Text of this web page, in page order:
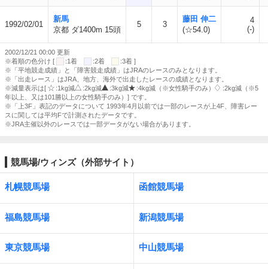
1992/02/01
新馬
京都 ダ1400m 15頭
5 3
藤田 伸二
(☆54.0)
4
(-)
2002/12/21 00:00 更新
※着順の色分け [
:1着 :2着
:3着 ]
※「平地競走成績」と「障害競走成績」はJRAのレースのみとなります。
※「出走レース」はJRA、地方、海外で出走したレースの成績となります。
※減量表示は[
:1kg減 :2kg減 :3kg減 :4kg減（※女性騎手のみ）
:2kg減（※5
年以上、又は101勝以上の女性騎手のみ）] です。
※「上3F」表記のデータについて 1993年4月以前では一部のレースが上4F、障害レー
スに関しては平均Fで計測されたデータです。
※JRA主催以外のレースでは一部データがない場合があります。
競馬場/ウィンズ（外部サイト）
札幌競馬場 函館競馬場
福島競馬場 新潟競馬場
東京競馬場 中山競馬場